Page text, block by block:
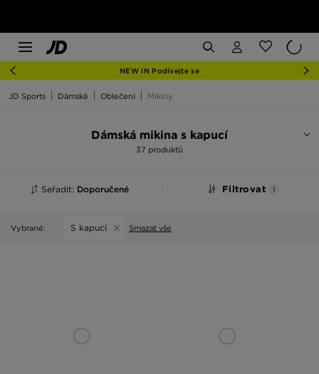
NEW IN Podívejte se
JD Sports Dámské Oblečení Mikiny
Dámská mikina s kapucí
37 produktů
Seřadit: Doporučené Filtrovat 1
Vybrané: S kapucí Smazat vše